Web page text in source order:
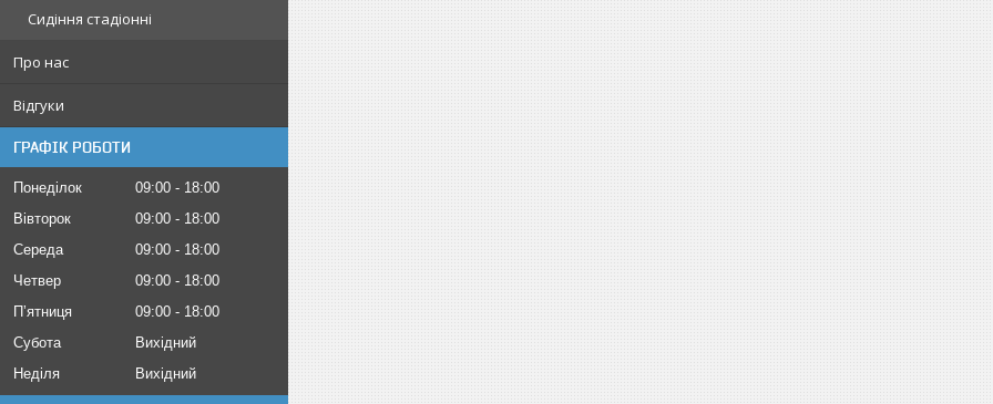
Сидіння стадіонні
Про нас
Відгуки
ГРАФІК РОБОТИ
Понеділок 09:00
18:00
Вівторок
09:00
18:00
Середа
09:00
18:00
Четвер
09:00
18:00
Пʼятниця
09:00
18:00
Субота
Вихідний
Неділя
Вихідний